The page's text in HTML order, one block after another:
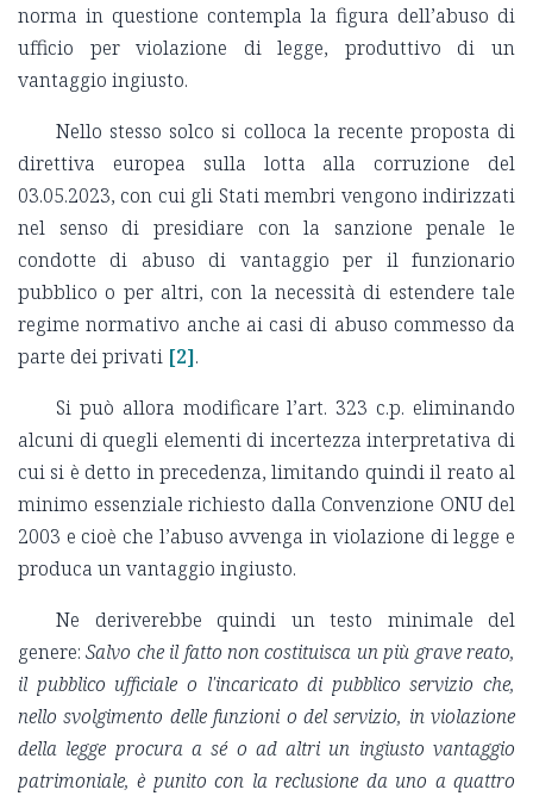
norma in questione contempla la figura dell’abuso di
ufficio per violazione di legge, produttivo di un
vantaggio ingiusto.
Nello stesso solco si colloca la recente proposta di
direttiva europea sulla lotta alla corruzione del
03.05.2023, con cui gli Stati membri vengono indirizzati
nel senso di presidiare con la sanzione penale le
condotte di abuso di vantaggio per il funzionario
pubblico o per altri, con la necessità di estendere tale
regime normativo anche ai casi di abuso commesso da
parte dei privati [2].
Si può allora modificare l’art. 323 c.p. eliminando
alcuni di quegli elementi di incertezza interpretativa di
cui si è detto in precedenza, limitando quindi il reato al
minimo essenziale richiesto dalla Convenzione ONU del
2003 e cioè che l’abuso avvenga in violazione di legge e
produca un vantaggio ingiusto.
Ne deriverebbe quindi un testo minimale del
genere:Salvo che il fatto non costituisca un più grave reato,
il pubblico ufficiale o l'incaricato di pubblico servizio che,
nello svolgimento delle funzioni o del servizio, in violazione
della legge procura a sé o ad altri un ingiusto vantaggio
patrimoniale, è punito con la reclusione da uno a quattro